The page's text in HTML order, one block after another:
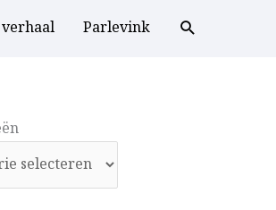
Parlevink